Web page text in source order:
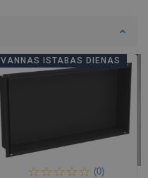
VANNAS ISTABAS DIENAS
(0)